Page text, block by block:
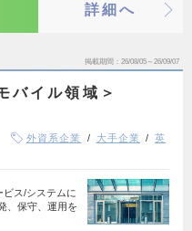
詳細へ
掲載期間 26/08/05～26/09/07
バイル領域＞
外資系企業 大手企業
英
ス/システムに
、保守、運用を